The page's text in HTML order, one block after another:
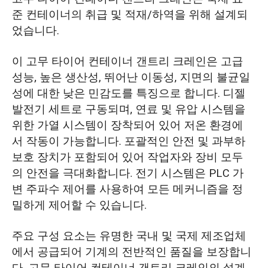
준 컨테이너의 취급 및 적재/하역을 위해 설계되
었습니다.
이 고무 타이어 컨테이너 갠트리 크레인은 고급
성능, 높은 생산성, 뛰어난 이동성, 지면의 불균일
성에 대한 낮은 민감도를 특징으로 합니다. 디젤
발전기 세트로 구동되며, 연료 및 유압 시스템을
위한 가열 시스템이 장착되어 있어 저온 환경에
서 작동이 가능합니다. 포괄적인 안전 및 과부하
보호 장치가 포함되어 있어 작업자와 장비 모두
의 안전을 극대화합니다. 전기 시스템은 PLC 가
변 주파수 제어를 사용하여 모든 메커니즘을 정
밀하게 제어할 수 있습니다.
주요 구성 요소는 유명한 국내 및 국제 제조업체
에서 공급되어 기계의 전반적인 품질을 보장합니